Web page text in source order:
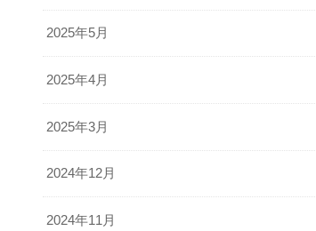
2025年5月
2025年4月
2025年3月
2024年12月
2024年11月